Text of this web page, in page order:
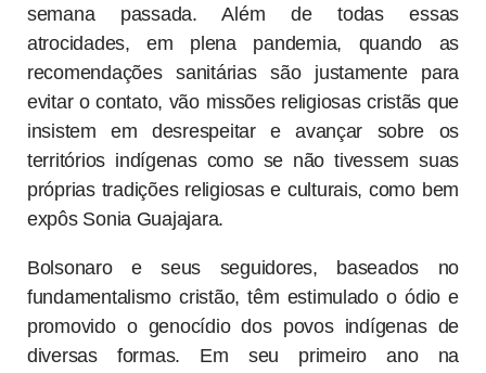
semana passada. Além de todas essas
atrocidades, em plena pandemia, quando as
recomendações sanitárias são justamente para
evitar o contato, vão missões religiosas cristãs que
insistem em desrespeitar e avançar sobre os
territórios indígenas como se não tivessem suas
próprias tradições religiosas e culturais, como bem
expôs Sonia Guajajara.
Bolsonaro e seus seguidores, baseados no
fundamentalismo cristão, têm estimulado o ódio e
promovido o genocídio dos povos indígenas de
diversas formas. Em seu primeiro ano na